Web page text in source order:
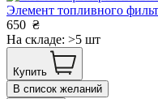
Элемент топливного
650 ₴
На складе: >5 шт
Купить
В список желаний